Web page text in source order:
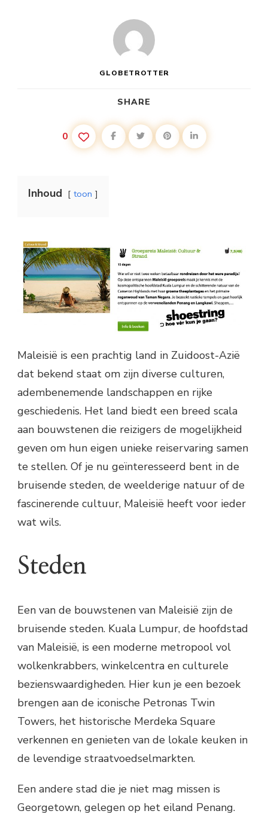
GLOBETROTTER
SHARE
0
Inhoud toon
Maleisië is een prachtig land in Zuidoost-Azië
dat bekend staat om zijn diverse culturen,
adembenemende landschappen en rijke
geschiedenis. Het land biedt een breed scala
aan bouwstenen die reizigers de mogelijkheid
geven om hun eigen unieke reiservaring samen
te stellen. Of je nu geïnteresseerd bent in de
bruisende steden, de weelderige natuur of de
fascinerende cultuur, Maleisië heeft voor ieder
wat wils.
Steden
Een van de bouwstenen van Maleisië zijn de
bruisende steden. Kuala Lumpur, de hoofdstad
van Maleisië, is een moderne metropool vol
wolkenkrabbers, winkelcentra en culturele
bezienswaardigheden. Hier kun je een bezoek
brengen aan de iconische Petronas Twin
Towers, het historische Merdeka Square
verkennen en genieten van de lokale keuken in
de levendige straatvoedselmarkten.
Een andere stad die je niet mag missen is
Georgetown, gelegen op het eiland Penang.